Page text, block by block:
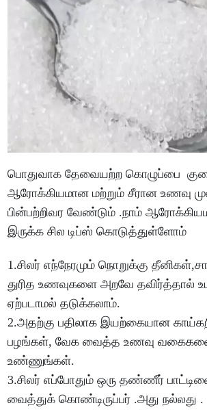
பொதுவாக தேவையற்ற கொழுப்பை
ஆரோக்கியமான மற்றும் சீரான உணவு
பின்பற்றிவர வேண்டும் .நாம்
இருக்க சில டிப்ஸ் கொடுத்துள்ளோம்
1.சிலர் எந்நேரமும் நொறுக்கு
துரித உணவுகளை அறவே தவிர்த்தால்
ஏற்படாமல் தடுக்கலாம்.
2.அதற்கு பதிலாக இயற்கையான
பழங்கள், வேக வைத்த உணவு வகைகளை
உண்ணுங்கள்.
3.சிலர் எப்போதும் ஒரு தண்ணீர்
வைத்துக் கொண்டிருப்பர் .அது நல்லது .